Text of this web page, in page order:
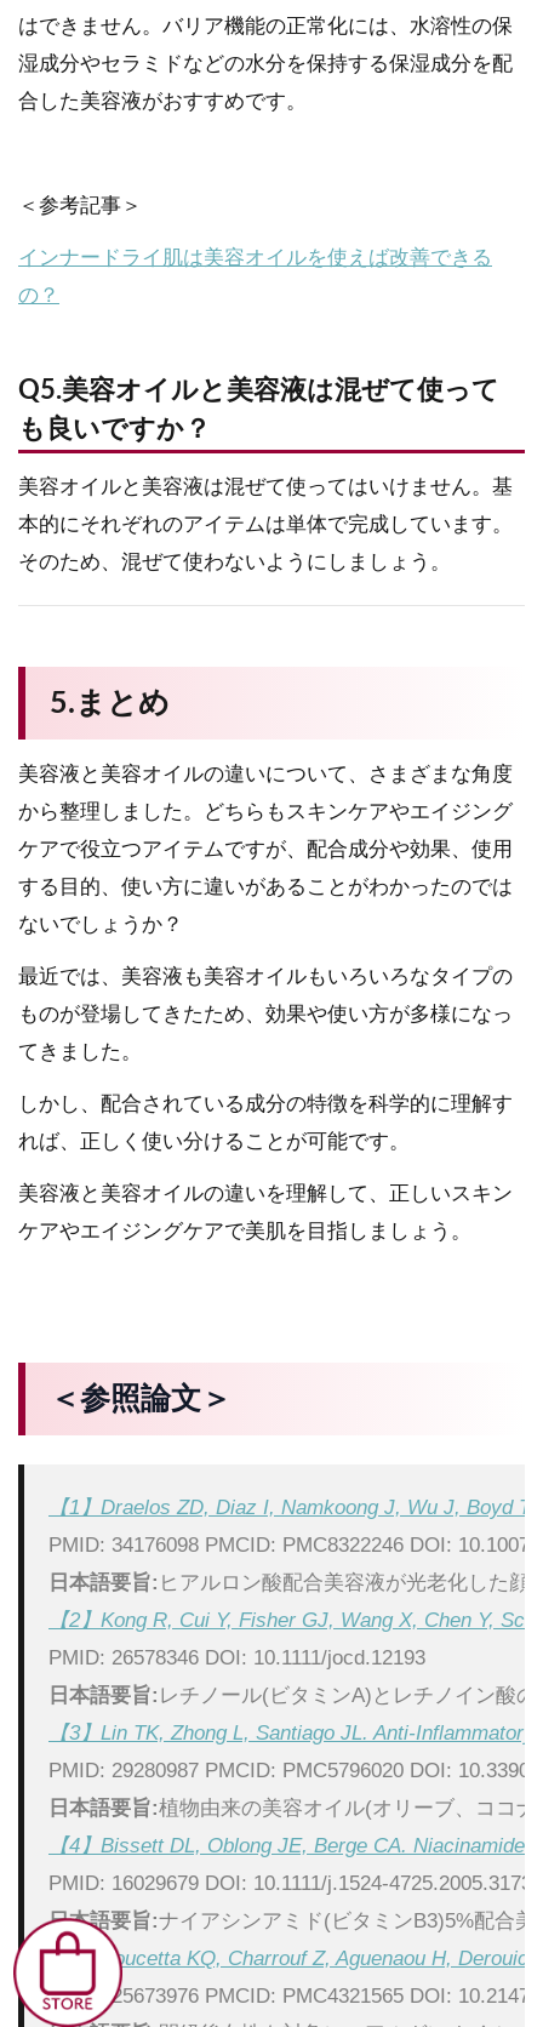
はできません。バリア機能の正常化には、水溶性の保
湿成分やセラミドなどの水分を保持する保湿成分を配
合した美容液がおすすめです。
＜参考記事＞
インナードライ肌は美容オイルを使えば改善できる
の？
Q5.美容オイルと美容液は混ぜて使って
も良いですか？
美容オイルと美容液は混ぜて使ってはいけません。基
本的にそれぞれのアイテムは単体で完成しています。
そのため、混ぜて使わないようにしましょう。
5.まとめ
美容液と美容オイルの違いについて、さまざまな角度
から整理しました。どちらもスキンケアやエイジング
ケアで役立つアイテムですが、配合成分や効果、使用
する目的、使い方に違いがあることがわかったのでは
ないでしょうか？
最近では、美容液も美容オイルもいろいろなタイプの
ものが登場してきたため、効果や使い方が多様になっ
てきました。
しかし、配合されている成分の特徴を科学的に理解す
れば、正しく使い分けることが可能です。
美容液と美容オイルの違いを理解して、正しいスキン
ケアやエイジングケアで美肌を目指しましょう。
＜参照論文＞
【1】Draelos ZD, Diaz I, Namkoong J, Wu J, Boyd
PMID: 34176098 PMCID: PMC8322246 DOI:
日本語要旨: ヒアルロン酸配合美容液が光老化した
【2】Kong R, Cui Y, Fisher GJ, Wang X, Chen Y,
PMID: 26578346 DOI: 10.1111/jocd.12193
日本語要旨: レチノール(ビタミンA)とレチノイン酸
【3】Lin TK, Zhong L, Santiago JL. Anti-
PMID: 29280987 PMCID: PMC5796020 DOI: 10.3390/
日本語要旨:植物由来の美容オイル(オリーブ、ココ
【4】Bissett DL, Oblong JE, Berge CA.
PMID: 16029679 DOI: 10.1111/j.1524-4725.2005.31732
日本語要旨:ナイアシンアミド(ビタミンB3)5%配合
【5】Boucetta KQ, Charrouf Z, Aguenaou H,
PMID: 25673976 PMCID: PMC4321565 DOI: 10.2147/